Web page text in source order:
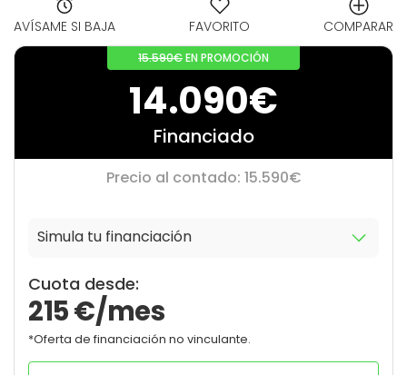
AVÍSAME SI BAJA FAVORITO COMPARAR
15.590€EN PROMOCIÓN
14.090€
Financiado
Precio al contado: 15.590€
Simula tu financiación
Cuota desde:
215€/mes
*Oferta de financiación no vinculante.